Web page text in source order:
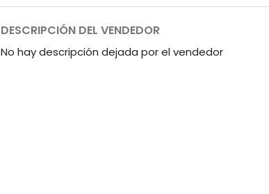
DESCRIPCIÓN DEL VENDEDOR
No hay descripción dejada por el vendedor